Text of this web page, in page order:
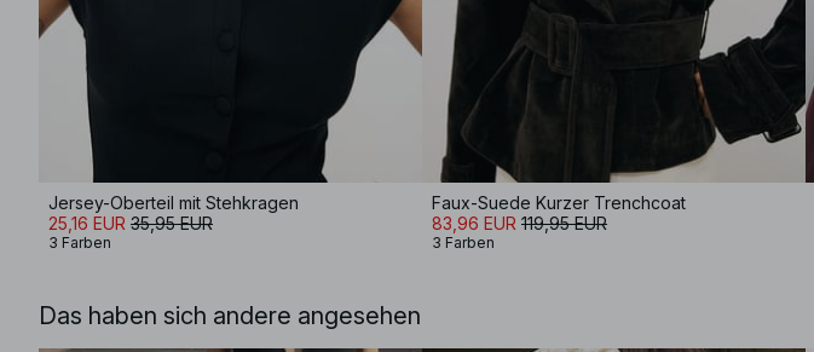
Jersey-Oberteil mit Stehkragen
25,16 EUR 35,95 EUR
3 Farben
Faux-Suede Kurzer Trenchcoat
83,96 EUR 119,95 EUR
3 Farben
Das haben sich andere angesehen